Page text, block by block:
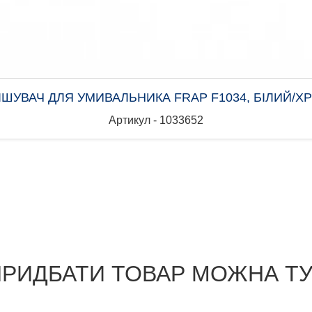
ДЛЯ УМИВАЛЬНИКА FRAP F1034, БІЛИЙ/
Артикул - 1033652
ТОВАР МОЖНА